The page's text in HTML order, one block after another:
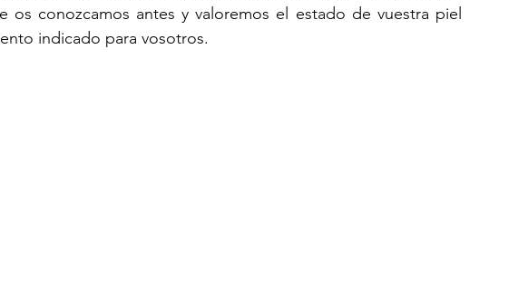
os conozcamos antes y valoremos el estado de vuestra piel
indicado para vosotros.